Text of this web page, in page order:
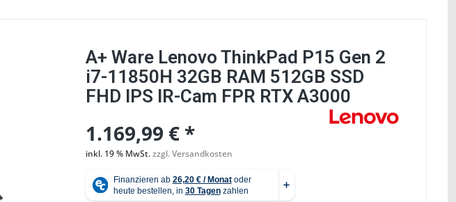
A+ Ware Lenovo ThinkPad P15 Gen 2
i7-11850H 32GB RAM 512GB SSD
FHD IPS IR-Cam FPR RTX A3000
1.169,99 € *
inkl. 19 % MwSt.zzgl. Versandkosten